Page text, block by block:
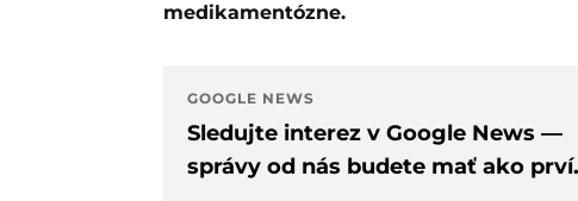
medikamentózne.
GOOGLE NEWS
Sledujte interez v Google News —
správy od nás budete mať ako prví.